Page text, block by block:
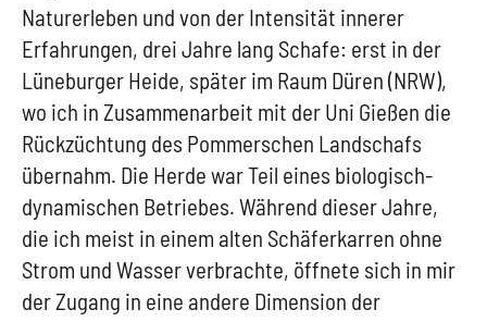
Naturerleben und von der Intensität innerer
Erfahrungen, drei Jahre lang Schafe: erst in der
Lüneburger Heide, später im Raum Düren (NRW),
wo ich in Zusammenarbeit mit der Uni Gießen die
Rückzüchtung des Pommerschen Landschafs
übernahm. Die Herde war Teil eines biologisch-
dynamischen Betriebes. Während dieser Jahre,
die ich meist in einem alten Schäferkarren ohne
Strom und Wasser verbrachte, öffnete sich in mir
der Zugang in eine andere Dimension der